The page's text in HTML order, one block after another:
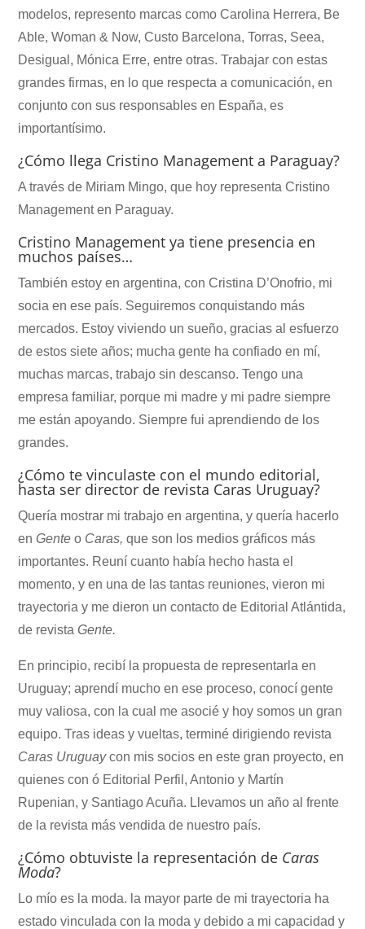
modelos, represento marcas como Carolina Herrera, Be
Able, Woman & Now, Custo Barcelona, Torras, Seea,
Desigual, Mónica Erre, entre otras. Trabajar con estas
grandes firmas, en lo que respecta a comunicación, en
conjunto con sus responsables en España, es
importantísimo.
¿Cómo llega Cristino Management a Paraguay?
A través de Miriam Mingo, que hoy representa Cristino
Management en Paraguay.
Cristino Management ya tiene presencia en
muchos países…
También estoy en argentina, con Cristina D’Onofrio, mi
socia en ese país. Seguiremos conquistando más
mercados. Estoy viviendo un sueño, gracias al esfuerzo
de estos siete años; mucha gente ha confiado en mí,
muchas marcas, trabajo sin descanso. Tengo una
empresa familiar, porque mi madre y mi padre siempre
me están apoyando. Siempre fui aprendiendo de los
grandes.
¿Cómo te vinculaste con el mundo editorial,
hasta ser director de revista Caras Uruguay?
Quería mostrar mi trabajo en argentina, y quería hacerlo
enGente o Caras, que son los medios gráficos más
importantes. Reuní cuanto había hecho hasta el
momento, y en una de las tantas reuniones, vieron mi
trayectoria y me dieron un contacto de Editorial Atlántida,
de revistaGente.
En principio, recibí la propuesta de representarla en
Uruguay; aprendí mucho en ese proceso, conocí gente
muy valiosa, con la cual me asocié y hoy somos un gran
equipo. Tras ideas y vueltas, terminé dirigiendo revista
Caras Uruguaycon mis socios en este gran proyecto, en
quienes con ó Editorial Perfil, Antonio y Martín
Rupenian, y Santiago Acuña. Llevamos un año al frente
de la revista más vendida de nuestro país.
¿Cómo obtuviste la representación de Caras
Moda?
Lo mío es la moda. la mayor parte de mi trayectoria ha
estado vinculada con la moda y debido a mi capacidad y